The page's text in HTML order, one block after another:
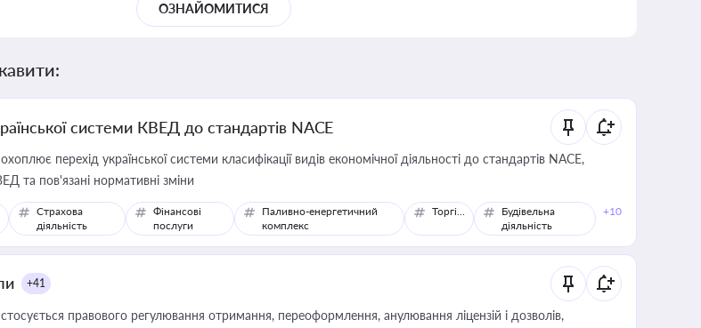
ОЗНАЙОМИТИСЯ
системи КВЕД до стандартів NACE
перехід української системи класифікації видів економічної діяльності до стандартів NACE,
та пов'язані нормативні зміни
Страхова
діяльність
Фінансові
послуги
Паливно-енергетичний
комплекс
Торгівля
Будівельна
діяльність
+10
+41
правового регулювання отримання, переоформлення, анулювання ліцензій і дозволів,